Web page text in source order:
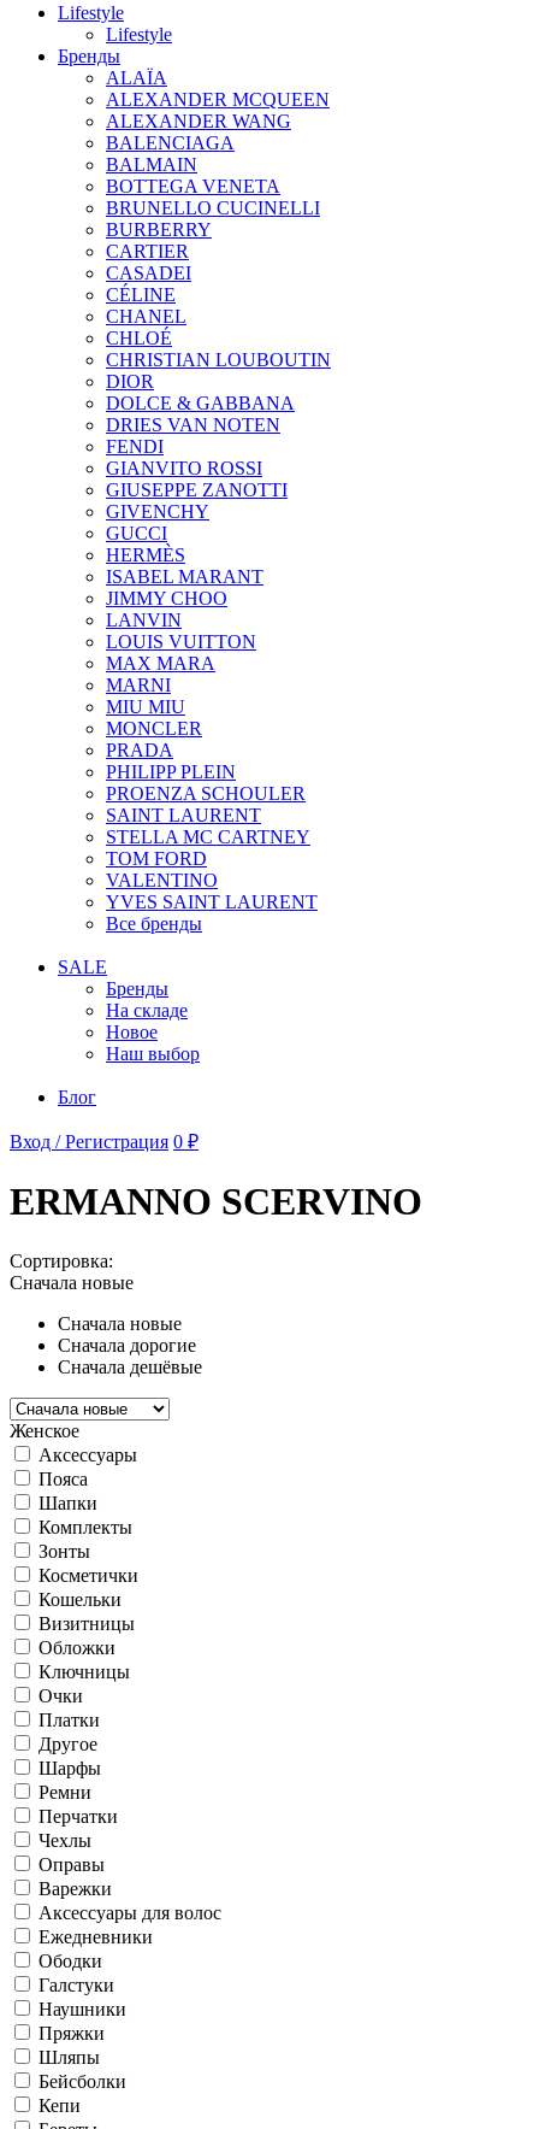
Lifestyle
Lifestyle
Бренды
ALAÏA
ALEXANDER MCQUEEN
ALEXANDER WANG
BALENCIAGA
BALMAIN
BOTTEGA VENETA
BRUNELLO CUCINELLI
BURBERRY
CARTIER
CASADEI
CÉLINE
CHANEL
CHLOÉ
CHRISTIAN LOUBOUTIN
DIOR
DOLCE & GABBANA
DRIES VAN NOTEN
FENDI
GIANVITO ROSSI
GIUSEPPE ZANOTTI
GIVENCHY
GUCCI
HERMÈS
ISABEL MARANT
JIMMY CHOO
LANVIN
LOUIS VUITTON
MAX MARA
MARNI
MIU MIU
MONCLER
PRADA
PHILIPP PLEIN
PROENZA SCHOULER
SAINT LAURENT
STELLA MC CARTNEY
TOM FORD
VALENTINO
YVES SAINT LAURENT
Все бренды
SALE
Бренды
На складе
Новое
Наш выбор
Блог
Вход / Регистрация 0 ₽
ERMANNO SCERVINO
Сортировка:
Сначала новые
Сначала новые
Сначала дорогие
Сначала дешёвые
Женское
Аксессуары
Пояса
Шапки
Комплекты
Зонты
Косметички
Кошельки
Визитницы
Обложки
Ключницы
Очки
Платки
Другое
Шарфы
Ремни
Перчатки
Чехлы
Оправы
Варежки
Аксессуары для волос
Ежедневники
Ободки
Галстуки
Наушники
Пряжки
Шляпы
Бейсболки
Кепи